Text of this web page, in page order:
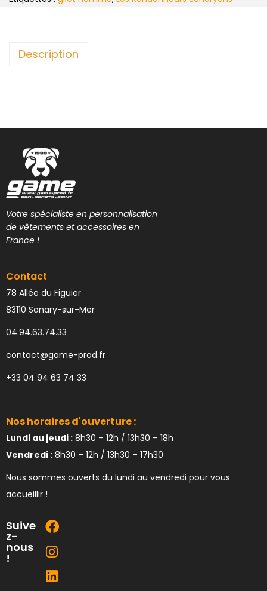
Description
Votre spécialiste en personnalisation
de vêtements et accessoires en
France !
Contact
78 Allée du Figuier
83110 Sanary-sur-Mer
04.94.63.74.33
contact@game-prod.fr
+33 04 94 63 74 33
Nos horaires d'ouverture :
Lundi au jeudi : 8h30 – 12h / 13h30 – 18h
Vendredi : 8h30 – 12h / 13h30 – 17h30
Nous sommes ouverts du lundi au vendredi pour vous
accueillir !
Suive
z-
nous
!